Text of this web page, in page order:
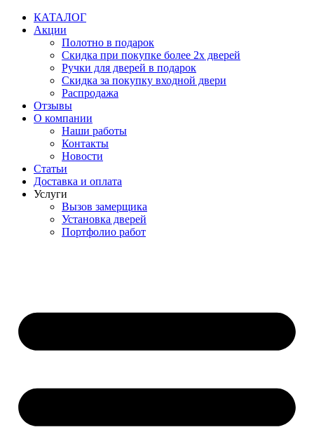
Перейти
содержимому
КАТАЛОГ
Акции
Полотно в подарок
Скидка при покупке более 2х дверей
Ручки для дверей в подарок
Скидка за покупку входной двери
Распродажа
Отзывы
О компании
Наши работы
Контакты
Новости
Статьи
Доставка и оплата
Услуги
Вызов замерщика
Установка дверей
Портфолио работ